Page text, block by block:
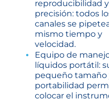
reproducibilidad
precisión: todos
canales se
mismo tiempo y
velocidad.
Equipo de
líquidos portátil:
pequeño tamaño
portabilidad
colocar el